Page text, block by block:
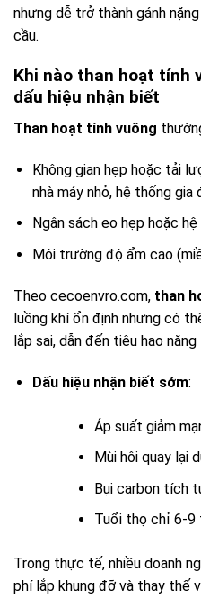
nhưng dễ trở thành gánh
cầu.
Khi nào than hoạt tính
dấu hiệu nhận biết
Than hoạt tính vuông
Không gian hẹp hoặc tải
nhà máy nhỏ, hệ thống gia
Ngân sách eo hẹp hoặc
Môi trường độ ẩm cao
Theo cecoenvro.com, than
luồng khí ổn định nhưng có
lắp sai, dẫn đến tiêu hao
Dấu hiệu nhận biết sớm:
Áp suất giảm
Mùi hôi quay lại
Bụi carbon tích
Tuổi thọ chỉ 6-9
Trong thực tế, nhiều doanh
phí lắp khung đỡ và thay thế